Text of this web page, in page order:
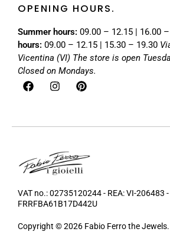
OPENING HOURS.
Summer hours: 09.00 – 12.15 | 16.00
hours: 09.00 – 12.15 | 15.30 – 19.30
Vicentina (VI) The store is open
Closed on Mondays.
VAT no.: 02735120244 - REA: VI-206483
FRRFBA61B17D442U
Copyright © 2026 Fabio Ferro the